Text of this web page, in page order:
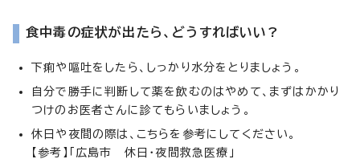
食中毒の症状が出たら、どうすればいい?
下痢や嘔吐をしたら、しっかり水分をとりましょう。
自分で勝手に判断して薬を飲むのはやめて、まずはかかり
つけのお医者さんに診てもらいましょう。
休日や夜間の際は、こちらを参考にしてください。
【参考】「広島市 休日・夜間救急医療」